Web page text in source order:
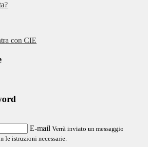
con CIE
E-mail Verrà inviato un messaggio
le istruzioni necessarie.